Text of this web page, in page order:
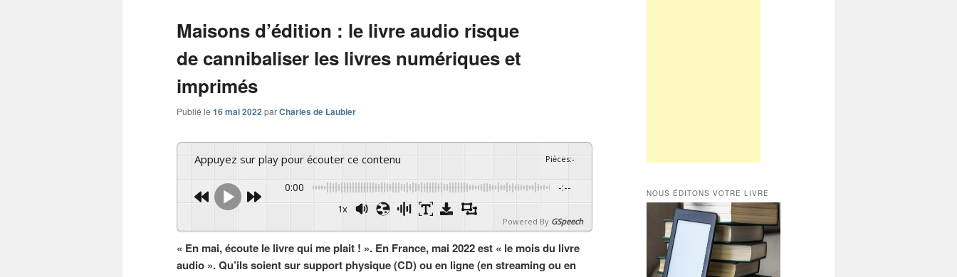
Maisons d’édition : le livre audio risque
de cannibaliser les livres numériques et
imprimés
Publié le 16 mai 2022parCharles de Laubier
Appuyez sur play pour écouter ce contenu Pièces:-
0:00 -:--
1x
Powered By GSpeech
« En mai, écoute le livre qui me plait ! ». En France, mai 2022 est « le mois du livre
audio ». Qu’ils soient sur support physique (CD) ou en ligne (en streaming ou en
NOUS ÉDITONS VOTRE LIVRE